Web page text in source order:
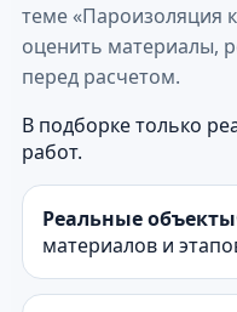
теме «Пароизоляция
оценить материалы,
перед расчетом.
В подборке только
работ.
Реальные объекты
материалов и